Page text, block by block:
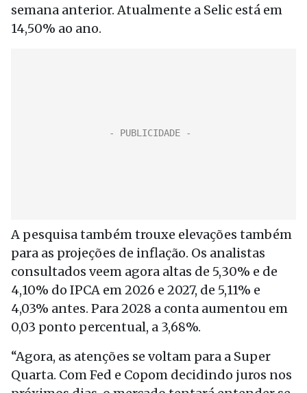
semana anterior. Atualmente a Selic está em
14,50% ao ano.
A pesquisa também trouxe elevações também
para as projeções de inflação. Os analistas
consultados veem agora altas de 5,30% e de
4,10% do IPCA em 2026 e 2027, de 5,11% e
4,03% antes. Para 2028 a conta aumentou em
0,03 ponto percentual, a 3,68%.
“Agora, as atenções se voltam para a Super
Quarta. Com Fed e Copom decidindo juros nos